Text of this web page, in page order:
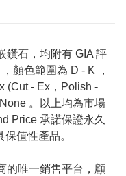
鑽石，均附有 GIA 評
顏色範圍為 D - K ，
(Cut - Ex，Polish -
。以上均為市場
Price 承諾保證永久
值性產品。
的唯一銷售平台，顧